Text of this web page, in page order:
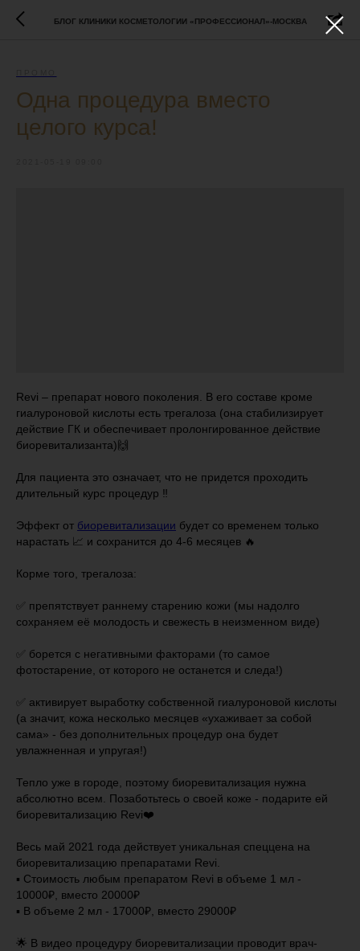
БЛОГ КЛИНИКИ КОСМЕТОЛОГИИ «ПРОФЕССИОНАЛ»-МОСКВА
Одна процедура вместо
целого курса!
Revi – препарат нового поколения. В его составе кроме
гиалуроновой кислоты есть трегалоза (она стабилизирует
действие ГК и обеспечивает пролонгированное действие
биоревитализанта)🙌
Для пациента это означает, что не придется проходить
длительный курс процедур ‼️
Эффект от биоревитализации будет со временем только
нарастать 📈 и сохранится до 4-6 месяцев 🔥
Корме того, трегалоза:
✅ препятствует раннему старению кожи (мы надолго
сохраняем её молодость и свежесть в неизменном виде)
✅ борется с негативными факторами (то самое
фотостарение, от которого не останется и следа!)
✅ активирует выработку собственной гиалуроновой кислоты
(а значит, кожа несколько месяцев «ухаживает за собой
сама» - без дополнительных процедур она будет
увлажненная и упругая!)
Тепло уже в городе, поэтому биоревитализация нужна
абсолютно всем. Позаботьтесь о своей коже - подарите ей
биоревитализацию Revi❤️
Весь май 2021 года действует уникальная спеццена на
биоревитализацию препаратами Revi.
▪️ Стоимость любым препаратом Revi в объеме 1 мл -
10000₽, вместо 20000₽
▪️ В объеме 2 мл - 17000₽, вместо 29000₽
🌟 В видео процедуру биоревитализации проводит врач-